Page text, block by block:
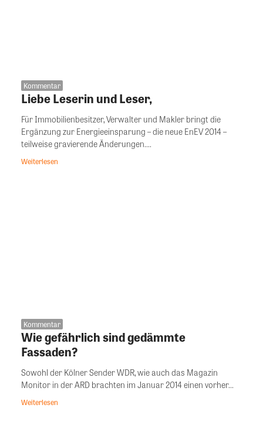
Kommentar
Liebe Leserin und Leser,
Für Immobilienbesitzer, Verwalter und Makler bringt die
Ergänzung zur Energieeinsparung – die neue EnEV 2014 –
teilweise gravierende Änderungen....
Weiterlesen
Kommentar
Wie gefährlich sind gedämmte
Fassaden?
Sowohl der Kölner Sender WDR, wie auch das Magazin
Monitor in der ARD brachten im Januar 2014 einen vorher...
Weiterlesen